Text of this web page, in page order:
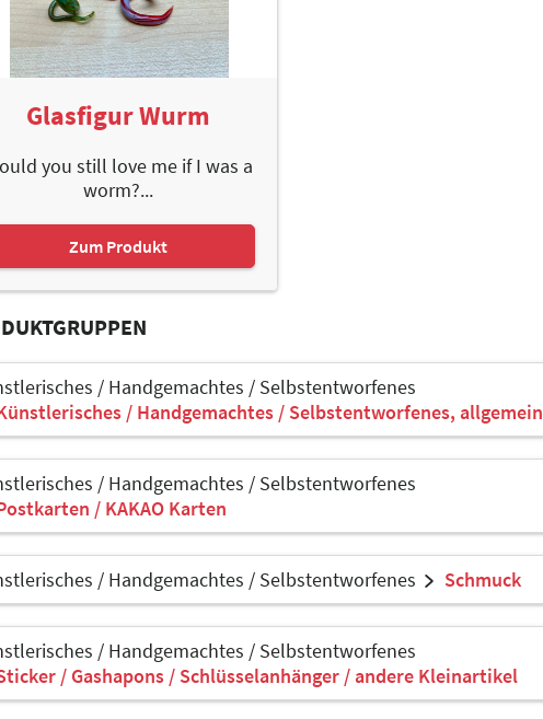
Glasfigur Wurm
you still love me if I was a
worm?...
Zum Produkt
/ Handgemachtes / Selbstentworfenes
/ Handgemachtes / Selbstentworfenes, allgemein
/ Handgemachtes / Selbstentworfenes
/ KAKAO Karten
/ Handgemachtes / Selbstentworfenes Schmuck
/ Handgemachtes / Selbstentworfenes
/ Gashapons / Schlüsselanhänger / andere Kleinartikel